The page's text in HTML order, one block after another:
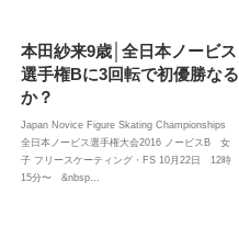
本田紗来9歳│全日本ノービス
選手権Bに3回転で初優勝なる
か？
Japan Novice Figure Skating Championships
全日本ノービス選手権大会2016 ノービスB 女
子 フリースケーティング・FS 10月22日 12時
15分〜 &nbsp…